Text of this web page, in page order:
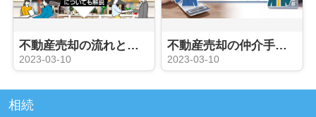
不動産売却の流れとは？媒介契約・売却活動・売却期間についても解説
2023-03-10
不動産売却の仲介手数料とは？
2023-03-10
相続